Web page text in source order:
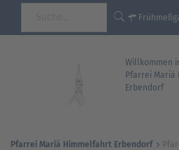
Willkommen
Pfarrei Mariä
Erbendorf
Pfarrei Mariä Himmelfahrt Erbendorf